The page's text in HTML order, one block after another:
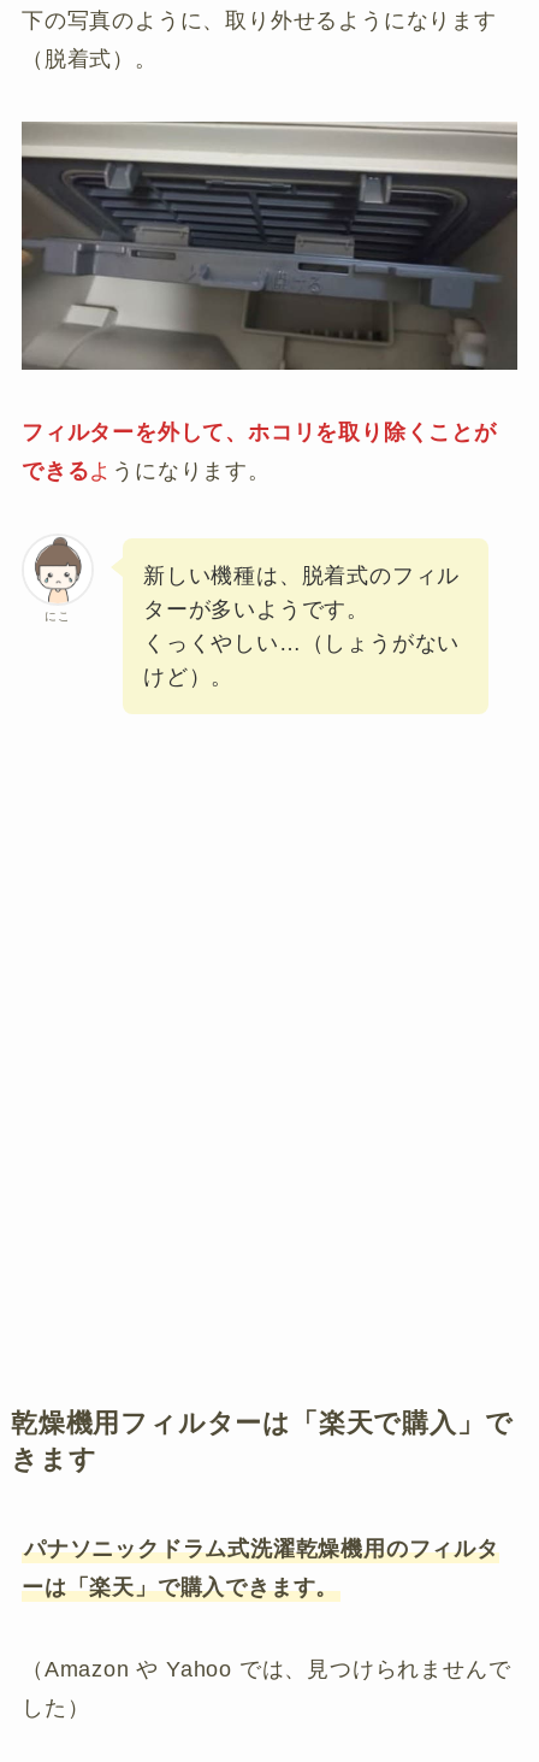
下の写真のように、取り外せるようになります
（脱着式）。
フィルターを外して、ホコリを取り除くことが
できるよ うになります。
にこ
新しい機種は、脱着式のフィル
ターが多いようです。
くっくやしい…（しょうがない
けど）。
乾燥機用フィルターは「楽天で購入」で
きます
パナソニックドラム式洗濯乾燥機用のフィルタ
ーは「楽天」で購入できます。
（Amazon や Yahoo では、見つけられませんで
した）